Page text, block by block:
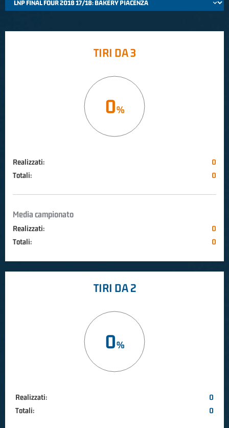
TIRI DA 3
0
Realizzati:
0
Totali:
0
Media campionato
Realizzati:
0
Totali:
0
TIRI DA 2
0
Realizzati:
0
Totali:
0